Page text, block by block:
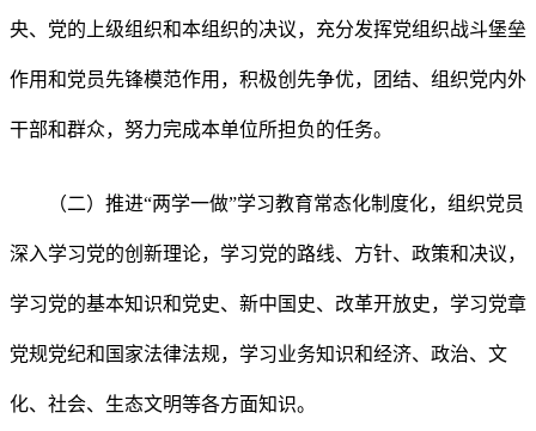
央、党的上级组织和本组织的决议，充分发挥党组织战斗堡垒
作用和党员先锋模范作用，积极创先争优，团结、组织党内外
干部和群众，努力完成本单位所担负的任务。
（二）推进“两学一做”学习教育常态化制度化，组织党员
深入学习党的创新理论，学习党的路线、方针、政策和决议，
学习党的基本知识和党史、新中国史、改革开放史，学习党章
党规党纪和国家法律法规，学习业务知识和经济、政治、文
化、社会、生态文明等各方面知识。